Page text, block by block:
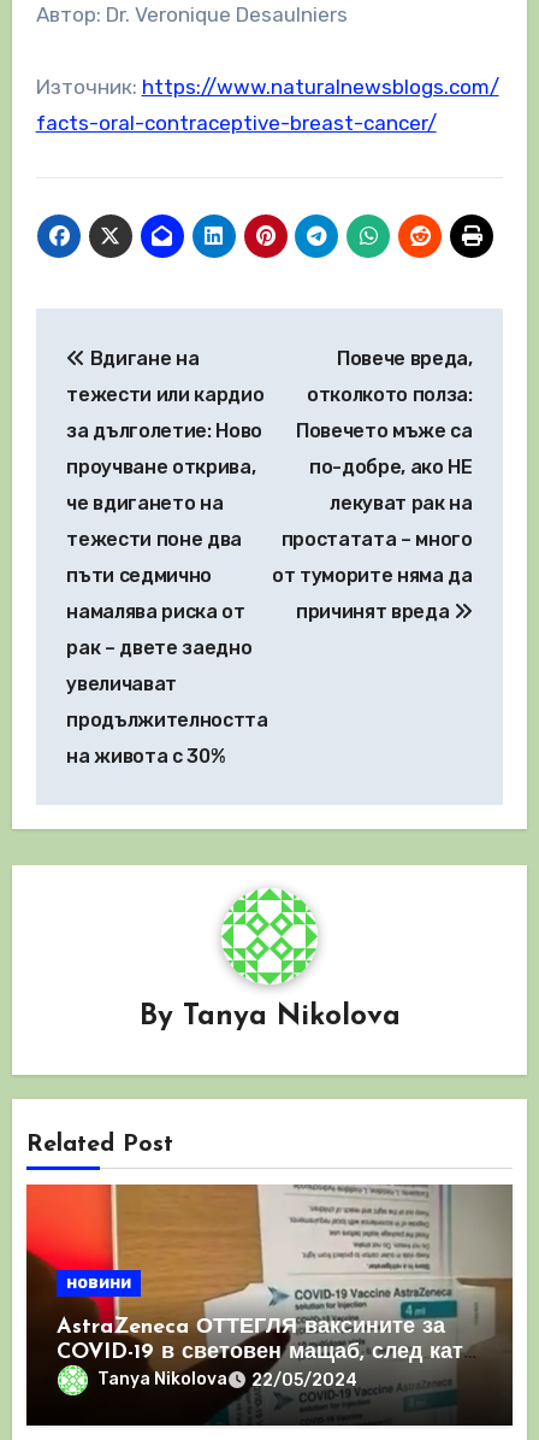
Автор: Dr. Veronique Desaulniers
Източник: https://www.naturalnewsblogs.com/
facts-oral-contraceptive-breast-cancer/
Вдигане на
тежести или кардио
за дълголетие: Ново
проучване открива,
че вдигането на
тежести поне два
пъти седмично
намалява риска от
рак – двете заедно
увеличават
продължителността
на живота с 30%
Повече вреда,
отколкото полза:
Повечето мъже са
по-добре, ако НЕ
лекуват рак на
простатата – много
от туморите няма да
причинят вреда
By Tanya Nikolova
Related Post
новини
AstraZeneca ОТТЕГЛЯ ваксините за
COVID-19 в световен мащаб, след като
призна, че те причиняват КРЪВНИ
съсиреци
Tanya Nikolova 22/05/2024